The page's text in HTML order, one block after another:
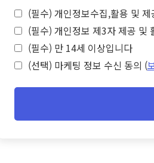
(필수) 개인정보수집,활용 및
(필수) 개인정보 제3자 제공 및
(필수) 만 14세 이상입니다
(선택) 마케팅 정보 수신 동의 (